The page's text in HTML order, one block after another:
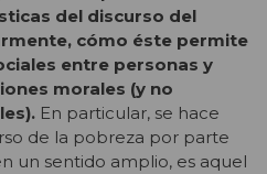
del discurso del
cómo éste permite
entre personas y
morales (y no
En particular, se hace
de la pobreza por parte
un sentido amplio, es aquel